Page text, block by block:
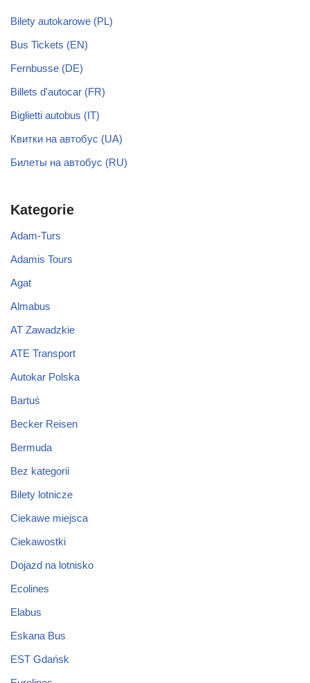
Bilety autokarowe (PL)
Bus Tickets (EN)
Fernbusse (DE)
Billets d'autocar (FR)
Biglietti autobus (IT)
Квитки на автобус (UA)
Билеты на автобус (RU)
Kategorie
Adam-Turs
Adamis Tours
Agat
Almabus
AT Zawadzkie
ATE Transport
Autokar Polska
Bartuś
Becker Reisen
Bermuda
Bez kategorii
Bilety lotnicze
Ciekawe miejsca
Ciekawostki
Dojazd na lotnisko
Ecolines
Elabus
Eskana Bus
EST Gdańsk